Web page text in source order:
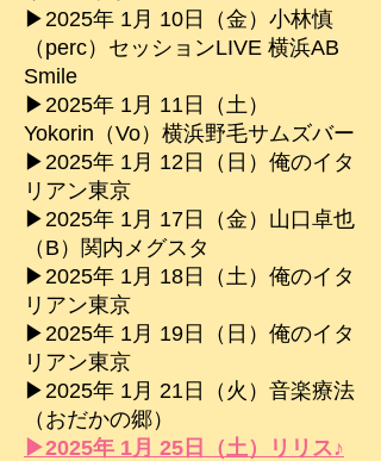
▶︎2025年 1月 10日（金）小林慎
（perc）セッションLIVE 横浜AB
Smile
▶︎2025年 1月 11 日（土）
Yokorin（Vo）横浜野毛サムズバー
▶︎2025年 1月 12日（日）俺のイタ
リアン東京
▶︎2025年 1月 17日（金）山口卓也
（B）関内メグスタ
▶︎2025年 1月 18日（土）俺のイタ
リアン東京
▶︎2025年 1月 19 日（日 ）俺のイタ
リアン東京
▶︎2025年 1月 21日（火）音楽療法
（おだかの郷）
▶︎2025年 1月 25日（土）リリス♪